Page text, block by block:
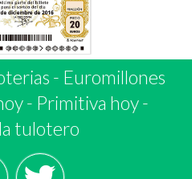
- Euromillones
- Primitiva hoy-
tulotero